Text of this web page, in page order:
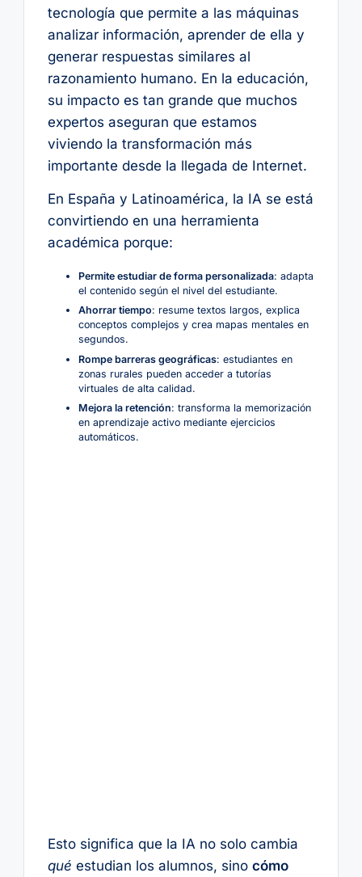
tecnología que permite a las máquinas
analizar información, aprender de ella y
generar respuestas similares al
razonamiento humano. En la educación,
su impacto es tan grande que muchos
expertos aseguran que estamos
viviendo la transformación más
importante desde la llegada de Internet.
En España y Latinoamérica, la IA se está
convirtiendo en una herramienta
académica porque:
Permite estudiar de forma personalizada: adapta
el contenido según el nivel del estudiante.
Ahorrar tiempo: resume textos largos, explica
conceptos complejos y crea mapas mentales en
segundos.
Rompe barreras geográficas: estudiantes en
zonas rurales pueden acceder a tutorías
virtuales de alta calidad.
Mejora la retención: transforma la memorización
en aprendizaje activo mediante ejercicios
automáticos.
Esto significa que la IA no solo cambia
qué estudian los alumnos, sino cómo